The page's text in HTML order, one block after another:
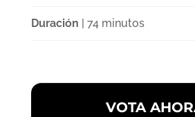
Duración | 74 minutos
VOTA